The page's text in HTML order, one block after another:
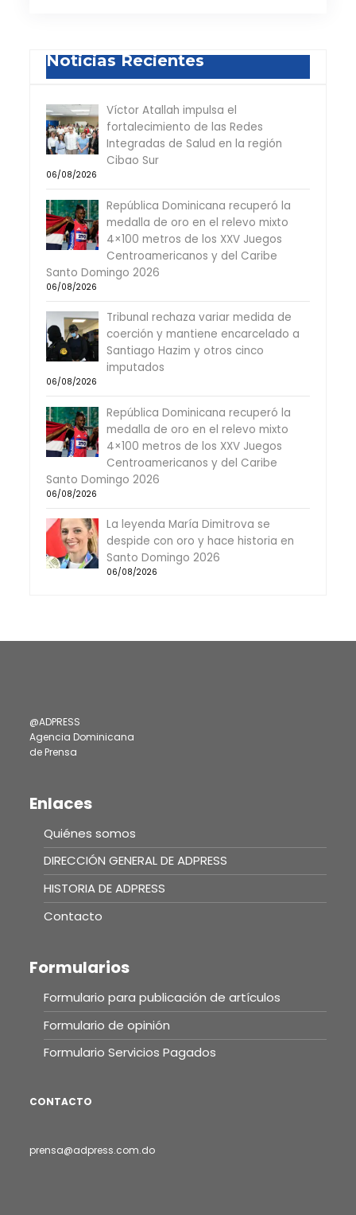
Noticias Recientes
Víctor Atallah impulsa el
fortalecimiento de las Redes
Integradas de Salud en la región
Cibao Sur
06/08/2026
República Dominicana recuperó la
medalla de oro en el relevo mixto
4×100 metros de los XXV Juegos
Centroamericanos y del Caribe
Santo Domingo 2026
06/08/2026
Tribunal rechaza variar medida de
coerción y mantiene encarcelado a
Santiago Hazim y otros cinco
imputados
06/08/2026
República Dominicana recuperó la
medalla de oro en el relevo mixto
4×100 metros de los XXV Juegos
Centroamericanos y del Caribe
Santo Domingo 2026
06/08/2026
La leyenda María Dimitrova se
despide con oro y hace historia en
Santo Domingo 2026
06/08/2026
@ADPRESS
Agencia Dominicana
de Prensa
Enlaces
Quiénes somos
DIRECCIÓN GENERAL DE ADPRESS
HISTORIA DE ADPRESS
Contacto
Formularios
Formulario para publicación de artículos
Formulario de opinión
Formulario Servicios Pagados
CONTACTO
prensa@adpress.com.do